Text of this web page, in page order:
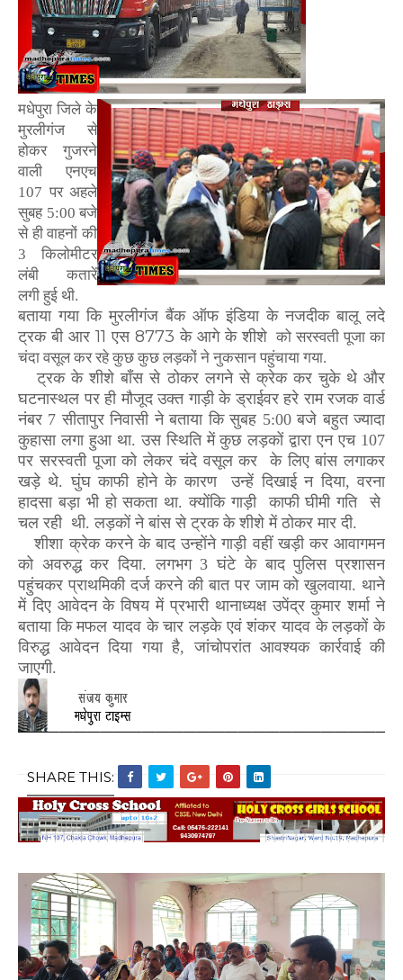
मधेपुरा जिले के
मुरलीगंज से
होकर गुजरने
वाली एनएच
107 पर अहले
सुबह 5:00 बजे
से ही वाहनों की
3 किलोमीटर
लंबी कतारें
लगी हुई थी.
बताया गया कि मुरलीगंज बैंक ऑफ इंडिया के नजदीक बालू लदे
ट्रक बी आर 11 एस 8773 के आगे के शीशे को सरस्वती पूजा का
चंदा वसूल कर रहे कुछ कुछ लड़कों ने नुकसान पहुंचाया गया.
ट्रक के शीशे बाँस से ठोकर लगने से क्रेक कर चुके थे और
घटनास्थल पर ही मौजूद उक्त गाड़ी के ड्राईवर हरे राम रजक वार्ड
नंबर 7 सीतापुर निवासी ने बताया कि सुबह 5:00 बजे बहुत ज्यादा
कुहासा लगा हुआ था. उस स्थिति में कुछ लड़कों द्वारा एन एच 107
पर सरस्वती पूजा को लेकर चंदे वसूल कर
के लिए बांस लगाकर
खड़े थे. घुंघ काफी होने के कारण
उन्हें दिखाई न दिया, वरना
हादसा बड़ा भी हो सकता था. क्योंकि गाड़ी
काफी घीमी गति
से
चल रही थी. लड़कों ने बांस से ट्रक के शीशे में ठोकर मार दी.
शीशा क्रेक करने के बाद उन्होंने गाड़ी वहीं खड़ी कर आवागमन
को अवरुद्ध कर दिया. लगभग 3 घंटे के बाद पुलिस प्रशासन
पहुंचकर प्राथमिकी दर्ज करने की बात पर जाम को खुलवाया. थाने
में दिए आवेदन के विषय में प्रभारी थानाध्यक्ष उपेंद्र कुमार शर्मा ने
बताया कि मफल यादव के चार लड़के एवं शंकर यादव के लड़कों के
विरुद्ध आवेदन दिया गया है, जांचोपरांत आवश्यक कार्रवाई की
जाएगी.
SHARE THIS: